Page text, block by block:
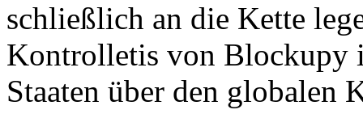
schließlich an die Kette
Kontrolletis von Blockupy
Staaten über den globalen